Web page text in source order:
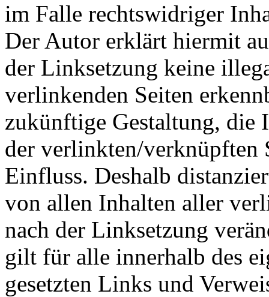
im Falle rechtswidriger
Der Autor erklärt hiermit
der Linksetzung keine
verlinkenden Seiten
zukünftige Gestaltung, die
der verlinkten/verknüpften
Einfluss. Deshalb
von allen Inhalten aller
nach der Linksetzung
gilt für alle innerhalb des
gesetzten Links und